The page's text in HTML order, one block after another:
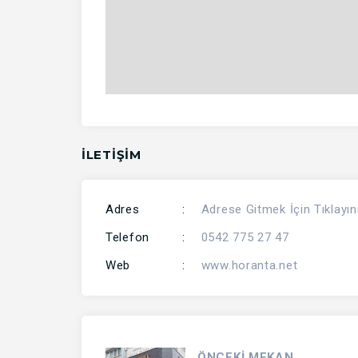
İLETİŞİM
Adres :
Adrese Gitmek İçin
Telefon
:
0542 775 27 47
Web
: www.horanta.net